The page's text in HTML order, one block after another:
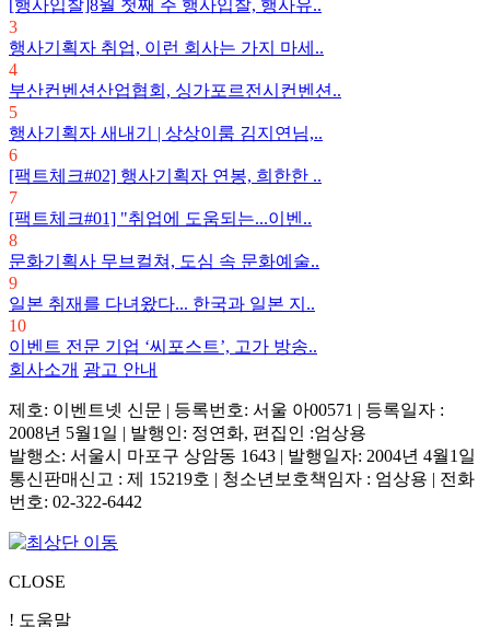
[행사입찰]8월 첫째 주 행사입찰, 행사유..
3
행사기획자 취업, 이런 회사는 가지 마세..
4
부산컨벤션산업협회, 싱가포르전시컨벤션..
5
행사기획자 새내기 | 상상이룸 김지연님,..
6
[팩트체크#02] 행사기획자 연봉, 희한한 ..
7
[팩트체크#01] "취업에 도움되는...이벤..
8
문화기획사 무브컬쳐, 도심 속 문화예술..
9
일본 취재를 다녀왔다... 한국과 일본 지..
10
이벤트 전문 기업 ‘씨포스트’, 고가 방송..
회사소개 광고 안내
제호: 이벤트넷 신문 | 등록번호: 서울 아00571 | 등록일자 :
2008년 5월1일 | 발행인: 정연화, 편집인 :엄상용
발행소: 서울시 마포구 상암동 1643 | 발행일자: 2004년 4월1일
통신판매신고 : 제 15219호 | 청소년보호책임자 : 엄상용 | 전화
번호: 02-322-6442
CLOSE
! 도움말